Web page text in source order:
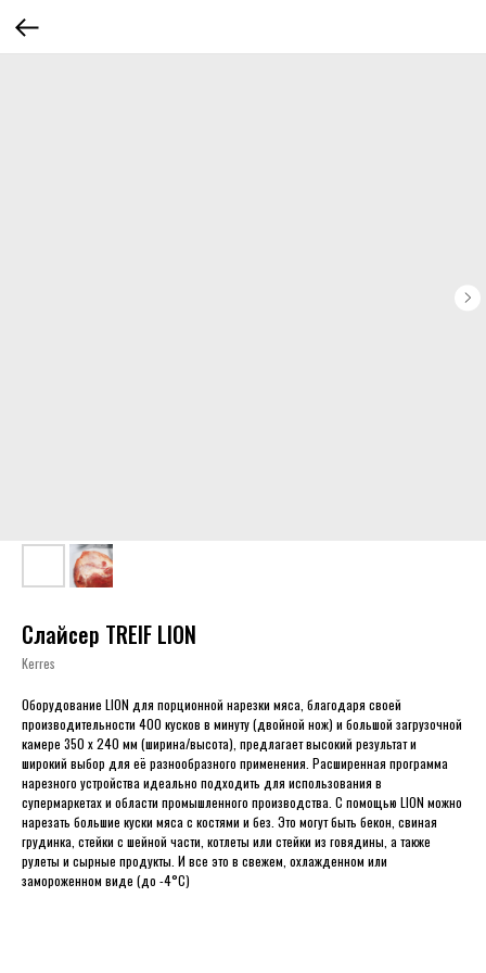
Слайсер TREIF LION
Kerres
Оборудование LION для порционной нарезки мяса, благодаря своей
производительности 400 кусков в минуту (двойной нож) и большой загрузочной
камере 350 х 240 мм (ширина/высота), предлагает высокий результат и
широкий выбор для её разнообразного применения. Расширенная программа
нарезного устройства идеально подходить для использования в
супермаркетах и области промышленного производства. С помощью LION можно
нарезать большие куски мяса с костями и без. Это могут быть бекон, свиная
грудинка, стейки с шейной части, котлеты или стейки из говядины, а также
рулеты и сырные продукты. И все это в свежем, охлажденном или
замороженном виде (до -4°C)